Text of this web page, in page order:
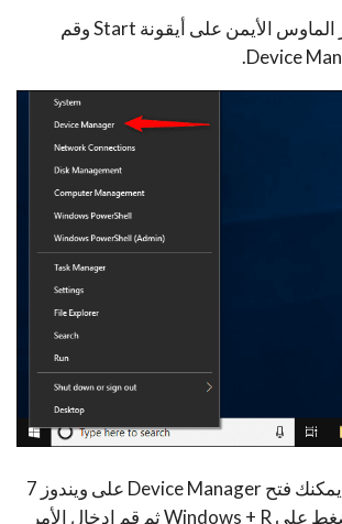
قم بالنقر بزر الماوس الأيمن على أيقونة Start وقم
بدلًا من ذلك يمكنك فتح Device Manager على ويندوز 7
من خلال الضغط على Windows + R ثم قم إدخال الأمر